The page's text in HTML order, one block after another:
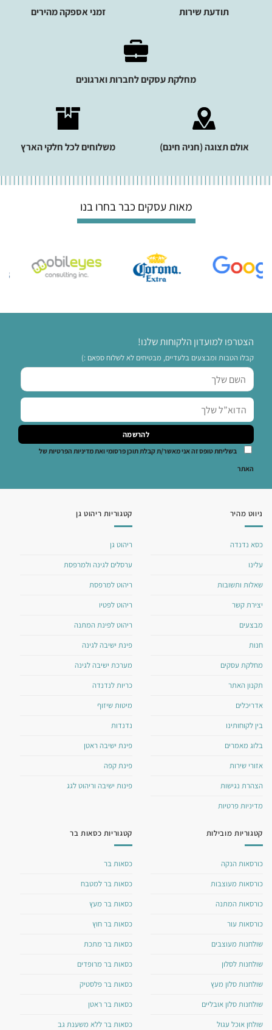
תודעת שירות זמני אספקה מהירים
מחלקת עסקים לחברות וארגונים
אולם תצוגה (חניה חינם) משלוחים לכל חלקי הארץ
מאות עסקים כבר בחרו בנו
הצטרפו למועדון הלקוחות שלנו!
קבלו הטבות ומבצעים בלעדיים, מבטיחים לא לשלוח ספאם :)
בשליחת טופס זה אני מאשר/ת קבלת תוכן פרסומי ואת מדיניות הפרטיות של
האתר
ניווט מהיר
כסא נדנדה
עלינו
שאלות ותשובות
יצירת קשר
מבצעים
חנות
מחלקת עסקים
תקנון האתר
אדריכלים
בין לקוחותינו
בלוג מאמרים
אזורי שירות
הצהרת נגישות
מדיניות פרטיות
קטגוריות ריהוט גן
ריהוט גן
ערסלים לגינה ולמרפסת
ריהוט למרפסת
ריהוט לפטיו
ריהוט לפינת המתנה
פינת ישיבה לגינה
מערכת ישיבה לגינה
כריות לנדנדה
מיטות שיזוף
נדנדות
פינת ישיבה ראטן
פינת קפה
פינות ישיבה וריהוט לגג
קטגוריות מובילות
כורסאות הנקה
כורסאות מעוצבות
כורסאות המתנה
כורסאות עור
שולחנות מעוצבים
שולחנות לסלון
שולחנות סלון מעץ
שולחנות סלון אובליים
שולחן אוכל עגול
קטגוריות כסאות בר
כסאות בר
כסאות בר למטבח
כסאות בר מעץ
כסאות בר חוץ
כסאות בר מתכת
כסאות בר מרופדים
כסאות בר פלסטיק
כסאות בר ראטן
כסאות בר ללא משענת גב